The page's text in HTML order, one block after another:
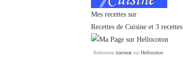
Mes recettes sur
Recettes de Cuisine et 3 recettes
Retrouvez itasteeat surHellocoton